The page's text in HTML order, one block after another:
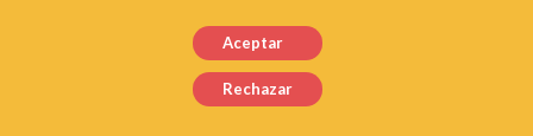
Aceptar
Rechazar